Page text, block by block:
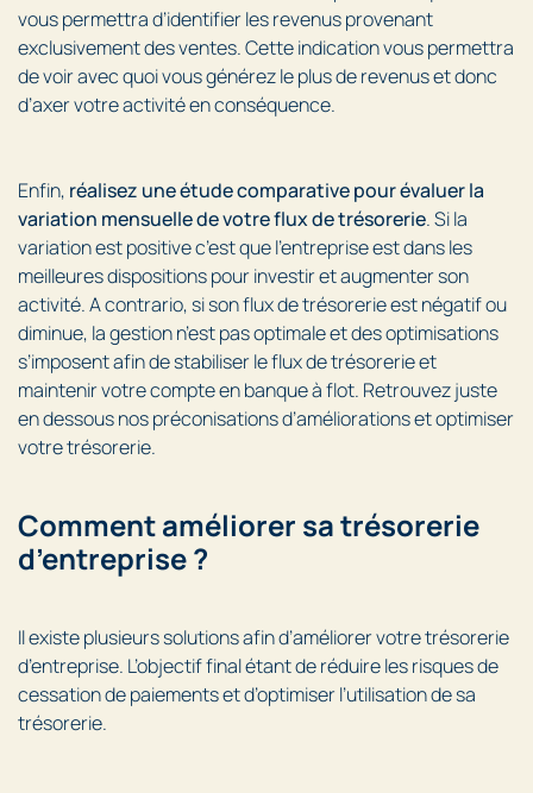
vous permettra d’identifier les revenus provenant
exclusivement des ventes. Cette indication vous permettra
de voir avec quoi vous générez le plus de revenus et donc
d’axer votre activité en conséquence.
Enfin, réalisez une étude comparative pour évaluer la
variation mensuelle de votre flux de trésorerie. Si la
variation est positive c’est que l’entreprise est dans les
meilleures dispositions pour investir et augmenter son
activité. A contrario, si son flux de trésorerie est négatif ou
diminue, la gestion n’est pas optimale et des optimisations
s’imposent afin de stabiliser le flux de trésorerie et
maintenir votre compte en banque à flot. Retrouvez juste
en dessous nos préconisations d’améliorations et optimiser
votre trésorerie.
Comment améliorer sa trésorerie
d’entreprise ?
Il existe plusieurs solutions afin d’améliorer votre trésorerie
d’entreprise. L’objectif final étant de réduire les risques de
cessation de paiements et d’optimiser l’utilisation de sa
trésorerie.